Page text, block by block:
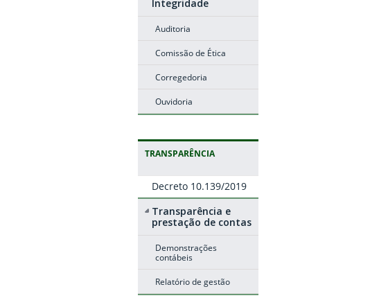
Integridade
Auditoria
Comissão de Ética
Corregedoria
Ouvidoria
TRANSPARÊNCIA
Decreto 10.139/2019
Transparência e
prestação de contas
Demonstrações
contábeis
Relatório de gestão